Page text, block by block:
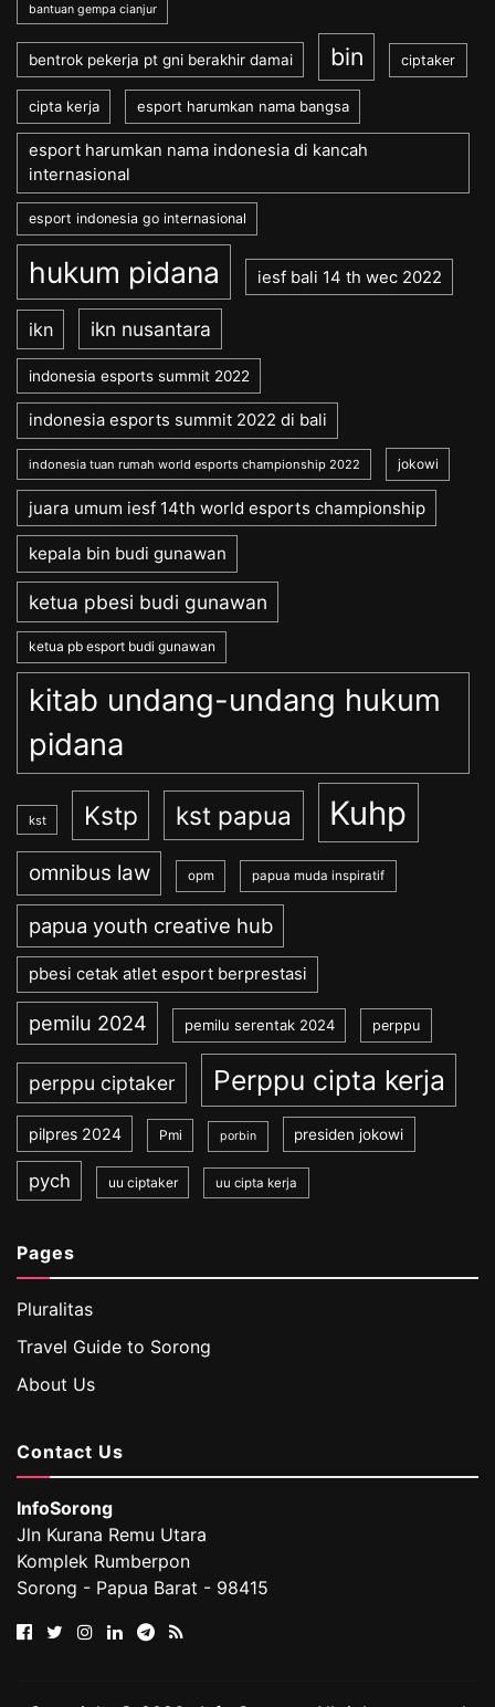
bantuan gempa cianjur
bentrok pekerja pt gni berakhir damai bin ciptaker
cipta kerja esport harumkan nama bangsa
esport harumkan nama indonesia di kancah
internasional
esport indonesia go internasional
hukum pidana iesf bali 14 th wec 2022
ikn ikn nusantara
indonesia esports summit 2022
indonesia esports summit 2022 di bali
indonesia tuan rumah world esports championship 2022 jokowi
juara umum iesf 14th world esports championship
kepala bin budi gunawan
ketua pbesi budi gunawan
ketua pb esport budi gunawan
kitab undang-undang hukum
pidana
kst Kstp kst papua Kuhp
omnibus law opm papua muda inspiratif
papua youth creative hub
pbesi cetak atlet esport berprestasi
pemilu 2024 pemilu serentak 2024 perppu
perppu ciptaker Perppu cipta kerja
pilpres 2024 Pmi porbin presiden jokowi
pych uu ciptaker uu cipta kerja
Pages
Pluralitas
Travel Guide to Sorong
About Us
Contact Us
InfoSorong
Jln Kurana Remu Utara
Komplek Rumberpon
Sorong - Papua Barat - 98415